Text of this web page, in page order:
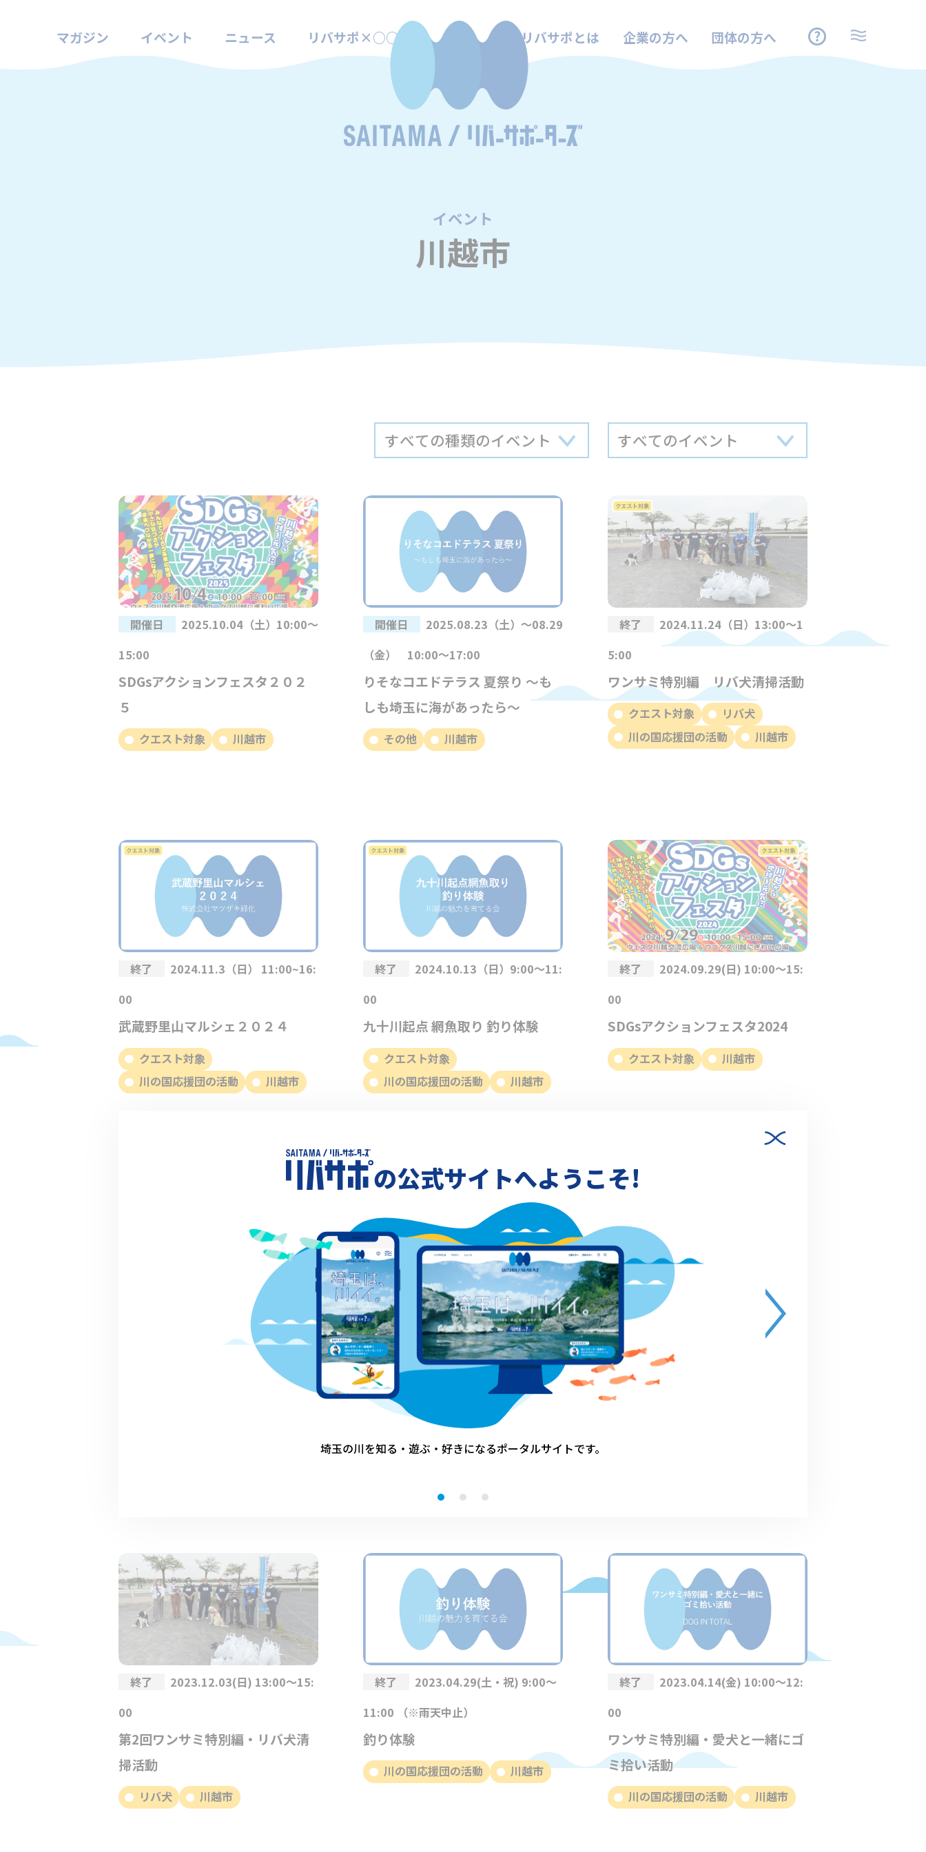
マガジン イベント ニュース リバサポ×○○ リバサポとは 企業の方へ 団体の方へ
イベント
/
川越市
開催日
2025.10.04（土）10:00～
15:00
SDGsアクションフェスタ２０２
５
クエスト対象 川越市
開催日
2025.08.23（土）～08.29
（金） 10:00～17:00
りそなコエドテラス 夏祭り ～も
しも埼玉に海があったら～
その他 川越市
終了
2024.11.24（日）13:00～1
5:00
ワンサミ特別編 リバ犬清掃活動
クエスト対象
リバ犬
川の国応援団の活動
川越市
終了
2024.11.3（日） 11:00~16:
00
武蔵野里山マルシェ２０２４
クエスト対象
川の国応援団の活動
川越市
終了
2024.10.13（日）9:00～11:
00
九十川起点 網魚取り 釣り体験
クエスト対象
川の国応援団の活動
川越市
終了
2024.09.29(日) 10:00～15:
00
SDGsアクションフェスタ2024
クエスト対象 川越市
2024.09.22（日）9:00～11:
九十川起点 網魚取り 釣り体験
終了
2024.07.12(金) 14:00～16:
30
令和６年度SAITAMAリバーサポ
ーターズプロジェクト企業サポー
ター勉強会・交流会
その他 川越市
2023.06.23(日)10:00～12:3
0 受付開始9:30 （予備日：6月30日
(日)）
スポGOMI甲子園2024埼玉県大会
終了
2023.12.03(日) 13:00～15:
00
第2回ワンサミ特別編・リバ犬清
掃活動
リバ犬 川越市
終了
2023.04.29(土・祝) 9:00～
11:00 （※雨天中止）
釣り体験
川の国応援団の活動 川越市
終了
2023.04.14(金) 10:00～12:
00
ワンサミ特別編・愛犬と一緒にゴ
ミ拾い活動
川の国応援団の活動 川越市
の公式サイトへようこそ!
埼玉の川を知る・遊ぶ・好きになるポータルサイトです。